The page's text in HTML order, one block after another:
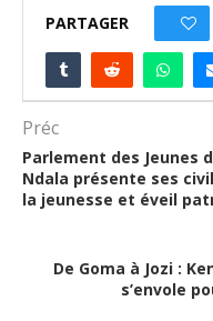
PARTAGER
Préc
Parlement des Jeunes
Ndala présente ses
la jeunesse et éveil
De Goma à Jozi :
s’envole